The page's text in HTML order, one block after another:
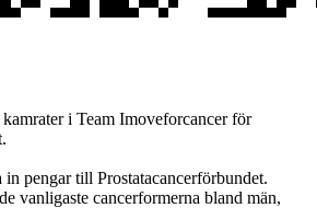
i Team Imoveforcancer för
pengar till Prostatacancerförbundet.
vanligaste cancerformerna bland män,